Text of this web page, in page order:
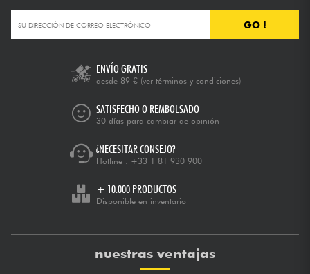
GO !
ENVÍO GRATIS
desde 89 € (ver términos y condiciones)
SATISFECHO O REMBOLSADO
30 días para cambiar de opinión
¿NECESITAR CONSEJO?
Hotline : +33 1 81 930 900
+ 10.000 PRODUCTOS
Disponible en inventario
nuestras ventajas